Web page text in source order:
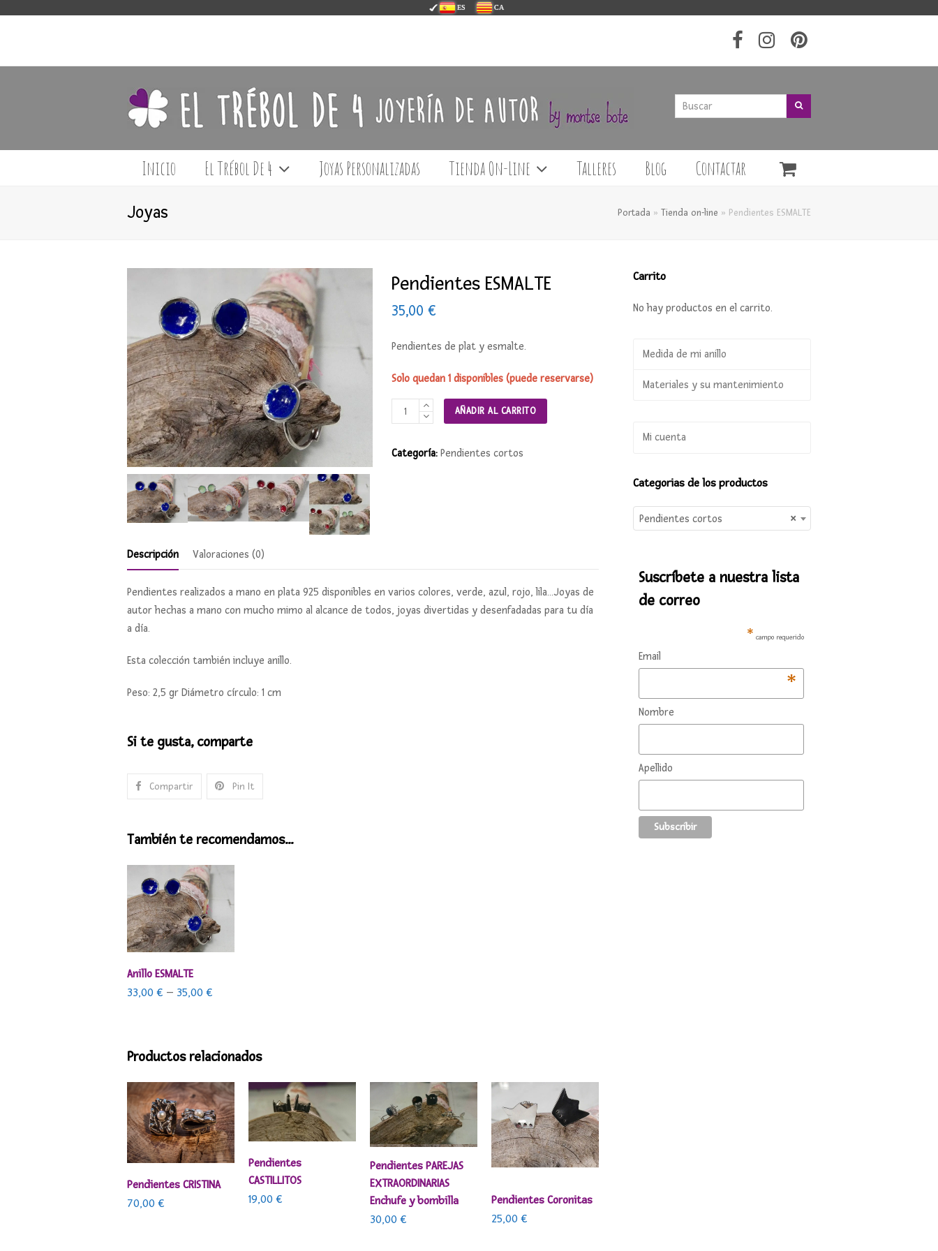
ES CA
Buscar
Inicio El Trébol De 4 Joyas Personalizadas Tienda On-Line Talleres Blog Contactar
Joyas Portada » Tienda on-line » Pendientes ESMALTE
Pendientes ESMALTE
35,00 €
Pendientes de plat y esmalte.
Solo quedan 1 disponibles (puede reservarse)
Pendientes
ESMALTE
AÑADIR AL CARRITO
Categoría: Pendientes cortos
Descripción Valoraciones (0)
Pendientes realizados a mano en plata 925 disponibles en varios colores, verde, azul, rojo, lila…Joyas de
autor hechas a mano con mucho mimo al alcance de todos, joyas divertidas y desenfadadas para tu día
a día.
Esta colección también incluye anillo.
Peso: 2,5 gr Diámetro círculo: 1 cm
Si te gusta, comparte
Compartir Pin It
También te recomendamos…
SELECCIONAR OPCIONES
Anillo ESMALTE
33,00 € – 35,00 €
Productos relacionados
AÑADIR AL CARRITO
Pendientes CRISTINA
70,00 €
AÑADIR AL CARRITO
Pendientes
CASTILLITOS
19,00€
AÑADIR AL CARRITO
Pendientes PAREJAS
EXTRAORDINARIAS
Enchufe y bombilla
30,00€
AÑADIR AL CARRITO
Pendientes Coronitas
25,00€
Carrito
No hay productos en el carrito.
Medida de mi anillo
Materiales y su mantenimiento
Mi cuenta
Categorias de los productos
×
Pendientes cortos
Suscríbete a nuestra lista
de correo
* campo requerido
Email
*
Nombre
Apellido